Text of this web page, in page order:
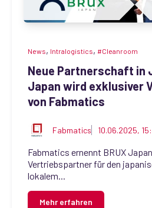
News, Intralogistics, #Cleanroom
Neue Partnerschaft in
Japan wird exklusiver
von Fabmatics
Fabmatics 10.06.2025,
Fabmatics ernennt BRUX
Vertriebspartner für den
lokalem...
Mehr erfahren